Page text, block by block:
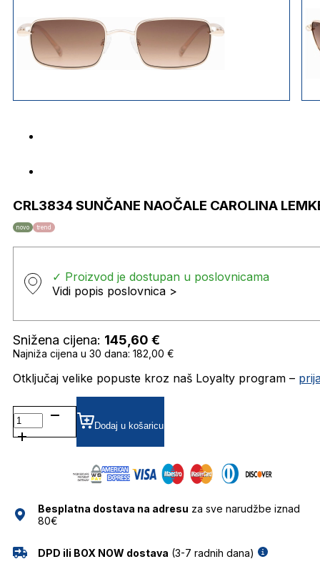
CRL3834 SUNČANE NAOČALE CAROLINA
novo trend
✓ Proizvod je dostupan u poslovnicama
Vidi popis poslovnica >
Snižena cijena: 145,60 €
Najniža cijena u 30 dana: 182,00 €
Otključaj velike popuste kroz naš Loyalty program –
CRL3834
SUNČANE
NAOČALE
Dodaj u košaricu
Besplatna dostava na adresu za sve narudžbe iznad
80€
DPD ili BOX NOW dostava (3-7 radnih dana)